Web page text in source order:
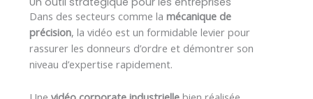
Dans des secteurs comme lamécanique de
précision, la vidéo est un formidable levier pour
rassurer les donneurs d’ordre et démontrer son
niveau d’expertise rapidement.